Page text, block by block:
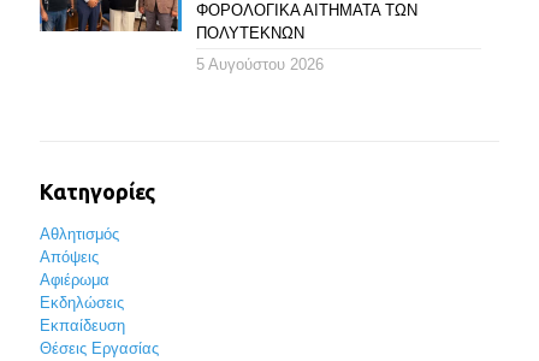
ΦΟΡΟΛΟΓΙΚΑ ΑΙΤΗΜΑΤΑ ΤΩΝ
ΠΟΛΥΤΕΚΝΩΝ
5 Αυγούστου 2026
Κατηγορίες
Αθλητισμός
Απόψεις
Αφιέρωμα
Εκδηλώσεις
Εκπαίδευση
Θέσεις Εργασίας